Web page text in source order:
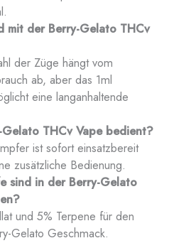
mit der Berry-Gelato THCv
der Züge hängt vom
ab, aber das 1ml
eine langanhaltende
THCv Vape bedient?
ist sofort einsatzbereit
zusätzliche Bedienung.
sind in der Berry-Gelato
und 5% Terpene für den
Gelato Geschmack.